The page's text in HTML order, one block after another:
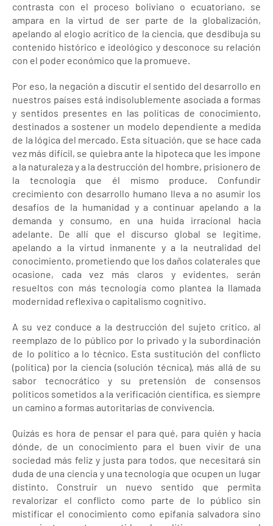
contrasta con el proceso boliviano o ecuatoriano, se
ampara en la virtud de ser parte de la globalización,
apelando al elogio acrítico de la ciencia, que desdibuja su
contenido histórico e ideológico y desconoce su relación
con el poder económico que la promueve.
Por eso, la negación a discutir el sentido del desarrollo en
nuestros países está indisolublemente asociada a formas
y sentidos presentes en las políticas de conocimiento,
destinados a sostener un modelo dependiente a medida
de la lógica del mercado. Esta situación, que se hace cada
vez más difícil, se quiebra ante la hipoteca que les impone
a la naturaleza y a la destrucción del hombre, prisionero de
la tecnología que él mismo produce. Confundir
crecimiento con desarrollo humano lleva a no asumir los
desafíos de la humanidad y a continuar apelando a la
demanda y consumo, en una huida irracional hacia
adelante. De allí que el discurso global se legitime,
apelando a la virtud inmanente y a la neutralidad del
conocimiento, prometiendo que los daños colaterales que
ocasione, cada vez más claros y evidentes, serán
resueltos con más tecnología como plantea la llamada
modernidad reflexiva o capitalismo cognitivo.
A su vez conduce a la destrucción del sujeto crítico, al
reemplazo de lo público por lo privado y la subordinación
de lo político a lo técnico. Esta sustitución del conflicto
(política) por la ciencia (solución técnica), más allá de su
sabor tecnocrático y su pretensión de consensos
políticos sometidos a la verificación científica, es siempre
un camino a formas autoritarias de convivencia.
Quizás es hora de pensar el para qué, para quién y hacia
dónde, de un conocimiento para el buen vivir de una
sociedad más feliz y justa para todos, que necesitará sin
duda de una ciencia y una tecnología que ocupen un lugar
distinto. Construir un nuevo sentido que permita
revalorizar el conflicto como parte de lo público sin
mistificar el conocimiento como epifanía salvadora sino